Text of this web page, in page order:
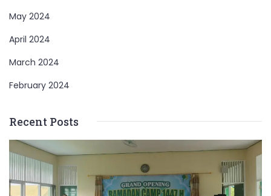
May 2024
April 2024
March 2024
February 2024
Recent Posts